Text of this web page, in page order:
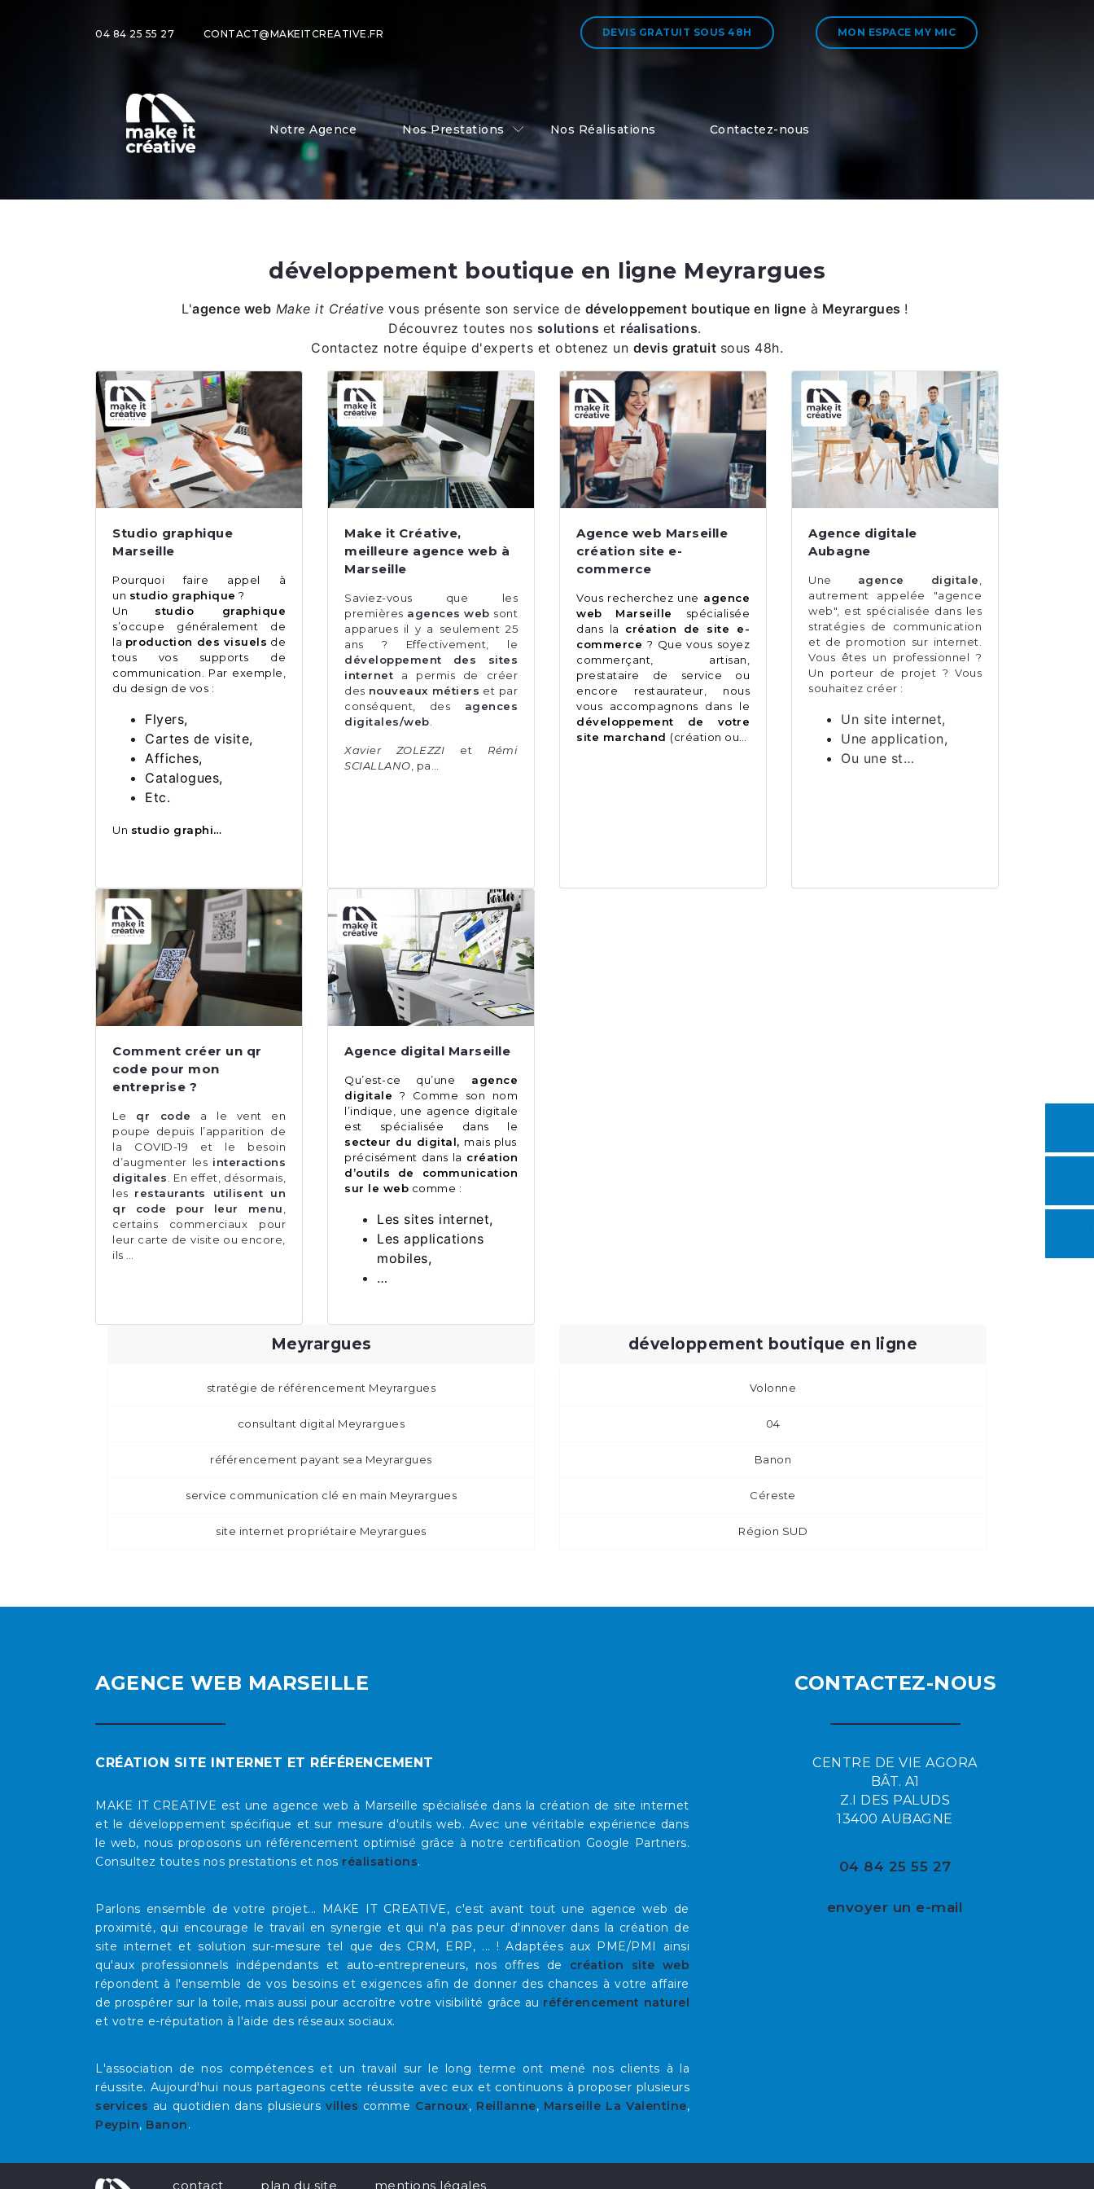
04 84 25 55 27 CONTACT@MAKEITCREATIVE.FR DEVIS GRATUIT SOUS 48H MON ESPACE MY MIC
Notre Agence Nos Prestations Nos Réalisations Contactez-nous
développement boutique en ligne Meyrargues
L'agence web Make it Créative vous présente son service de développement boutique en ligne à Meyrargues !
Découvrez toutes nos solutions et réalisations.
Contactez notre équipe d'experts et obtenez un devis gratuit sous 48h.
Studio graphique
Marseille
Pourquoi faire appel à
un studio graphique ?
Un studio graphique
s’occupe généralement de
la production des visuels de
tous vos supports de
communication. Par exemple,
du design de vos :
Flyers,
Cartes de visite,
Affiches,
Catalogues,
Etc.
Un studio graphi…
Make it Créative,
meilleure agence web à
Marseille
Saviez-vous que les
premières agences web sont
apparues il y a seulement 25
ans ? Effectivement, le
développement des sites
internet a permis de créer
des nouveaux métiers et par
conséquent, des agences
digitales/web.
Xavier ZOLEZZI et Rémi
SCIALLANO, pa…
Agence web Marseille
création site e-
commerce
Vous recherchez une agence
web Marseille spécialisée
dans la création de site e-
commerce? Que vous soyez
commerçant, artisan,
prestataire de service ou
encore restaurateur, nous
vous accompagnons dans le
développement de votre
site marchand (création ou…
Agence digitale
Aubagne
Une agence digitale,
autrement appelée "agence
web", est spécialisée dans les
stratégies de communication
et de promotion sur internet.
Vous êtes un professionnel ?
Un porteur de projet ? Vous
souhaitez créer :
Un site internet,
Une application,
Ou une st…
Comment créer un qr
code pour mon
entreprise ?
Le qr code
a le vent en
poupe depuis l’apparition de
la COVID-19 et le besoin
d’augmenter les interactions
digitales. En effet, désormais,
les restaurants utilisent un
qr code pour leur menu,
certains commerciaux pour
leur carte de visite ou encore,
ils …
Agence digital Marseille
Qu’est-ce qu’une agence
digitale ? Comme son nom
l’indique, une agence digitale
est spécialisée dans le
secteur du digital, mais plus
précisément dans la création
d’outils de communication
sur le web comme :
Les sites internet,
Les applications
mobiles,
…
Meyrargues
stratégie de référencement Meyrargues
consultant digital Meyrargues
référencement payant sea Meyrargues
service communication clé en main Meyrargues
site internet propriétaire Meyrargues
développement boutique en ligne
Volonne
04
Banon
Céreste
Région SUD
AGENCE WEB MARSEILLE
CRÉATION SITE INTERNET ET RÉFÉRENCEMENT
MAKE IT CREATIVE est une agence web à Marseille spécialisée dans la création de site internet
et le développement spécifique et sur mesure d'outils web. Avec une véritable expérience dans
le web, nous proposons un référencement optimisé grâce à notre certification Google Partners.
Consultez toutes nos prestations et nos réalisations.
Parlons ensemble de votre projet... MAKE IT CREATIVE, c'est avant tout une agence web de
proximité, qui encourage le travail en synergie et qui n'a pas peur d'innover dans la création de
site internet et solution sur-mesure tel que des CRM, ERP, ... ! Adaptées aux PME/PMI ainsi
qu'aux professionnels indépendants et auto-entrepreneurs, nos offres de création site web
répondent à l'ensemble de vos besoins et exigences afin de donner des chances à votre affaire
de prospérer sur la toile, mais aussi pour accroître votre visibilité grâce au référencement naturel
et votre e-réputation à l'aide des réseaux sociaux.
L'association de nos compétences et un travail sur le long terme ont mené nos clients à la
réussite. Aujourd'hui nous partageons cette réussite avec eux et continuons à proposer plusieurs
services au quotidien dans plusieursvilles comme Carnoux, Reillanne, Marseille La Valentine,
Peypin, Banon.
CONTACTEZ-NOUS
CENTRE DE VIE AGORA
BÂT. A1
Z.I DES PALUDS
13400 AUBAGNE
04 84 25 55 27
envoyer un e-mail
contact plan du site mentions légales